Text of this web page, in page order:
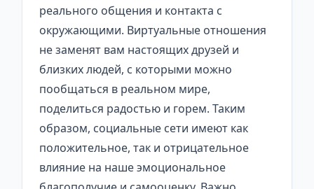
реального общения и контакта с
окружающими. Виртуальные отношения
не заменят вам настоящих друзей и
близких людей, с которыми можно
пообщаться в реальном мире,
поделиться радостью и горем. Таким
образом, социальные сети имеют как
положительное, так и отрицательное
влияние на наше эмоциональное